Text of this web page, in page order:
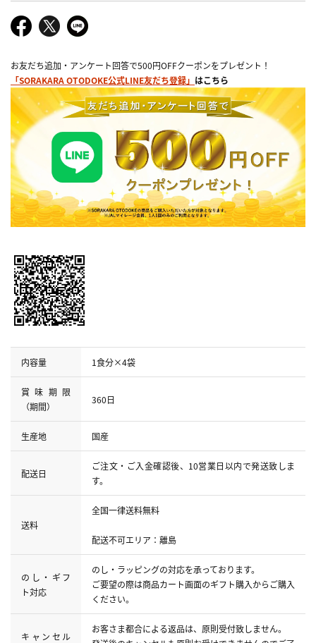
お友だち追加・アンケート回答で500円OFFクーポンをプレゼント！
「SORAKARA OTODOKE公式LINE友だち登録」 はこちら
内容量 1食分×4袋
賞味期限
（期間）
360日
生産地 国産
配送日
ご注文・ご入金確認後、10営業日以内で発送致しま
す。
送料
全国一律送料無料
配送不可エリア：離島
のし・ギフ
ト対応
のし・ラッピングの対応を承っております。
ご要望の際は商品カート画面のギフト購入からご購入
ください。
キャンセル
お客さま都合による返品は、原則受付致しません。